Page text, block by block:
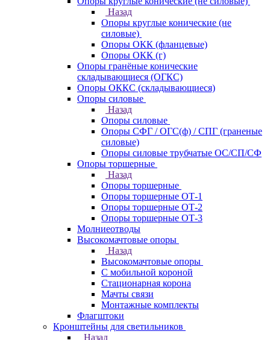
Назад
Опоры круглые конические (не
силовые)
Опоры ОКК (фланцевые)
Опоры ОКК (г)
Опоры гранёные конические
складывающиеся (ОГКС)
Опоры ОККС (складывающиеся)
Опоры силовые
Назад
Опоры силовые
Опоры СФГ / ОГС(ф) / СПГ (граненые
силовые)
Опоры силовые трубчатые ОС/СП/СФ
Опоры торшерные
Назад
Опоры торшерные
Опоры торшерные ОТ-1
Опоры торшерные ОТ-2
Опоры торшерные ОТ-3
Молниеотводы
Высокомачтовые опоры
Назад
Высокомачтовые опоры
С мобильной короной
Стационарная корона
Мачты связи
Монтажные комплекты
Флагштоки
Кронштейны для светильников
Назад